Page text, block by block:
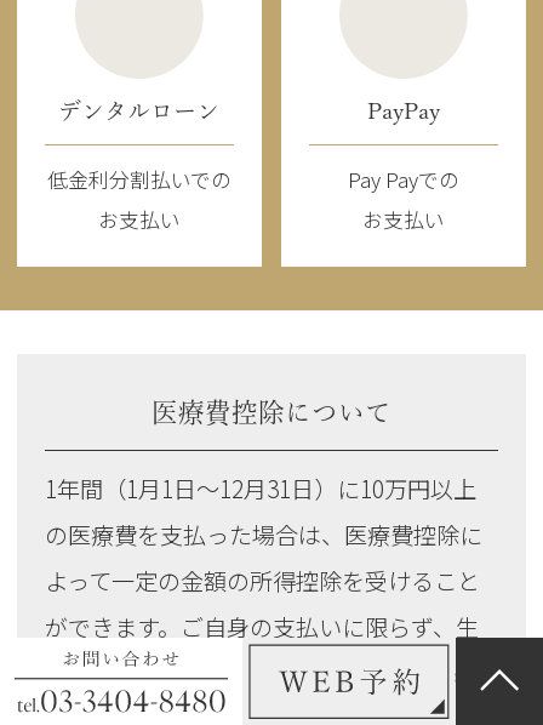
デンタルローン
低金利分割払いでの
お支払い
PayPay
Pay Payでの
お支払い
医療費控除について
1年間（1月1日～12月31日）に10万円以上
の医療費を支払った場合は、医療費控除に
よって一定の金額の所得控除を受けること
ができます。ご自身の支払いに限らず、生
計を共にするご家族が支払った医療費も対